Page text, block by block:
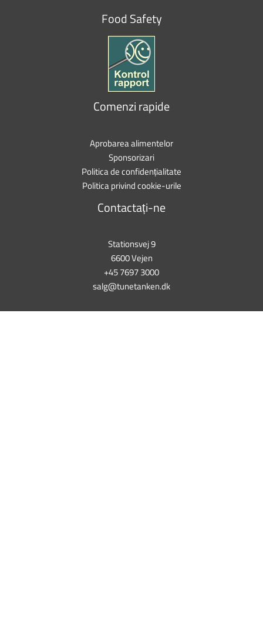
Food Safety
Comenzi rapide
Aprobarea alimentelor
Sponsorizari
Politica de confidențialitate
Politica privind cookie-urile
Contactați-ne
Stationsvej 9
6600 Vejen
+45 7697 3000
salg@tunetanken.dk